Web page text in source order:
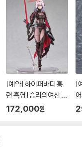
[예약] 하이퍼바디 홍
련 흑영 l 승리의여신 니
케
172,000원
[